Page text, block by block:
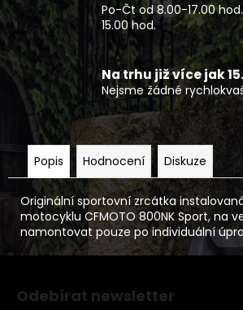
Po-Čt od 8.00-17.00
15.00 hod.
Na trhu již více jak
Nejsme žádné
Popis Hodnocení Diskuze
Originální sportovní zrcátka
motocyklu CFMOTO 800NK Sport, na
namontovat pouze po individuální
Odebírat newsletter